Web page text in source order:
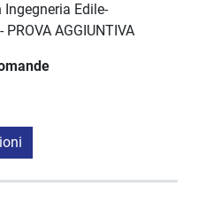
Edile-
AGGIUNTIVA